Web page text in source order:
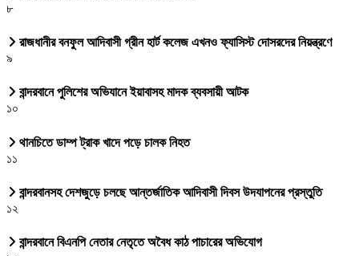
৮
রাজধানীর বনফুল আদিবাসী গ্রীন হার্ট কলেজ এখনও ফ্যাসিস্ট দোসরদের নিয়ন্ত্রণে
৯
বান্দরবানে পুলিশের অভিযানে ইয়াবাসহ মাদক ব্যবসায়ী আটক
১০
থানচিতে ডাম্প ট্রাক খাদে পড়ে চালক নিহত
১১
বান্দরবানসহ দেশজুড়ে চলছে আন্তর্জাতিক আদিবাসী দিবস উদযাপনের প্রস্তুতি
১২
বান্দরবানে বিএনপি নেতার নেতৃতে অবৈধ কাঠ পাচারের অভিযোগ